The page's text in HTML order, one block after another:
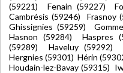
(59221) Fenain (59227)
Cambrésis (59246) Frasnoy
Ghissignies (59259)
Hasnon (59284) Haspres
(59289) Haveluy (59292)
Hergnies (59301) Hérin
Houdain-lez-Bavay (59315)